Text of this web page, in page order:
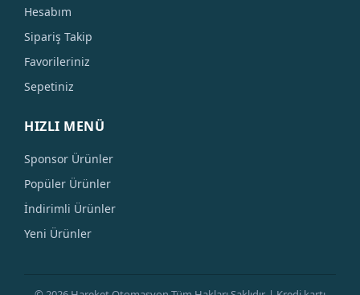
Hesabım
Sipariş Takip
Favorileriniz
Sepetiniz
HIZLI MENÜ
Sponsor Ürünler
Popüler Ürünler
İndirimli Ürünler
Yeni Ürünler